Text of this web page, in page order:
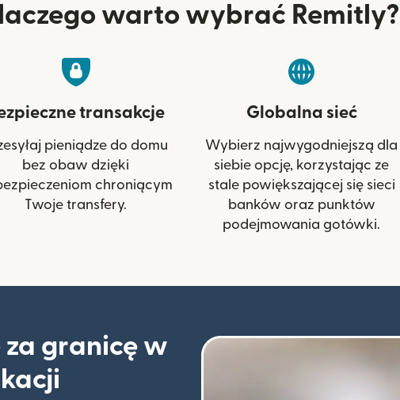
warto wybrać Remitly?
transakcje
pieniądze do domu
bez obaw dzięki
chroniącym
Twoje transfery.
Globalna sieć
Wybierz najwygodniejszą dla
siebie opcję, korzystając ze
stale powiększającej się sieci
banków oraz punktów
podejmowania gotówki.
za granicę w